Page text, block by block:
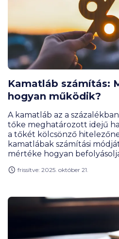
Kamatláb számítás:
hogyan működik?
A kamatláb az a
tőke meghatározott idejű
a tőkét kölcsönző
kamatlábak számítási
mértéke hogyan
frissítve: 2025. október 21.